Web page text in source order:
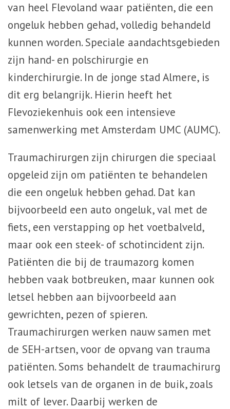
van heel Flevoland waar patiënten, die een
ongeluk hebben gehad, volledig behandeld
kunnen worden. Speciale aandachtsgebieden
zijn hand- en polschirurgie en
kinderchirurgie. In de jonge stad Almere, is
dit erg belangrijk. Hierin heeft het
Flevoziekenhuis ook een intensieve
samenwerking met Amsterdam UMC (AUMC).
Traumachirurgen zijn chirurgen die speciaal
opgeleid zijn om patiënten te behandelen
die een ongeluk hebben gehad. Dat kan
bijvoorbeeld een auto ongeluk, val met de
fiets, een verstapping op het voetbalveld,
maar ook een steek- of schotincident zijn.
Patiënten die bij de traumazorg komen
hebben vaak botbreuken, maar kunnen ook
letsel hebben aan bijvoorbeeld aan
gewrichten, pezen of spieren.
Traumachirurgen werken nauw samen met
de SEH-artsen, voor de opvang van trauma
patiënten. Soms behandelt de traumachirurg
ook letsels van de organen in de buik, zoals
milt of lever. Daarbij werken de